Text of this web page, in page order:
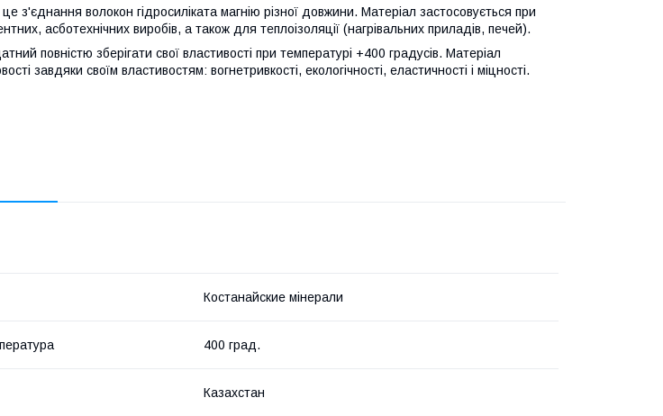
з'єднання волокон гідросиліката магнію різної довжини. Матеріал застосовується при
асботехнічних виробів, а також для теплоізоляції (нагрівальних приладів, печей).
повністю зберігати свої властивості при температурі +400 градусів. Матеріал
завдяки своїм властивостям: вогнетривкості, екологічності, еластичності і міцності.
Костанайские мінерали
400 град.
Казахстан